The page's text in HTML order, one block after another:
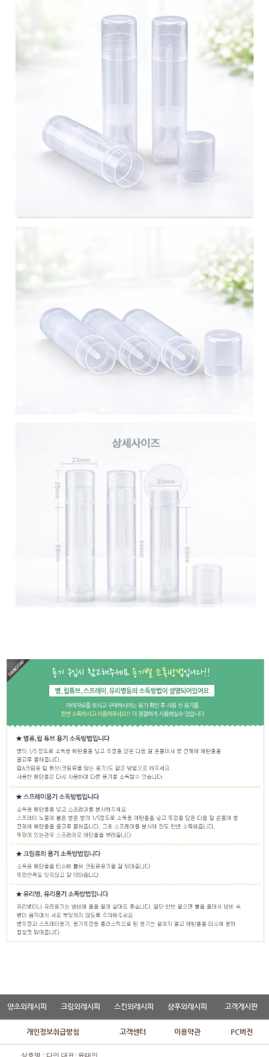
양초외레시피 크림외레시피 스킨외레시피 샴푸외레시피 고객게시판
개인정보취급방침 고객센터 이용약관 PC버전
상호명 : 다인 대표: 윤태인